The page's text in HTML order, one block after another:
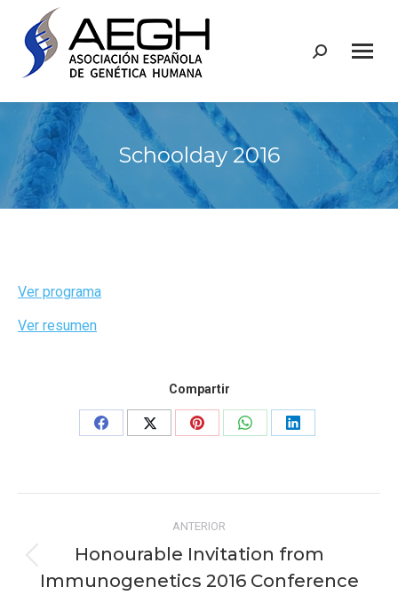
Buscar:
Schoolday 2016
Ver programa
Ver resumen
Compartir
Share
Share
Share
Share
Share
entre
publicaciones
ANTERIOR
Publicación
anterior:
Honourable Invitation from
Immunogenetics 2016 Conference